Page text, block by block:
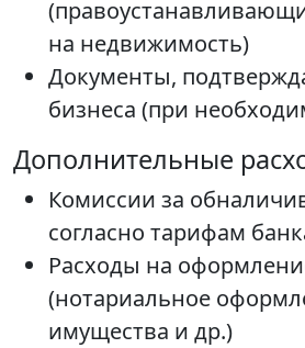
на недвижимость)
Документы,
бизнеса (при
Дополнительные
Комиссии за
согласно тарифам
Расходы на
(нотариальное
имущества и др.)